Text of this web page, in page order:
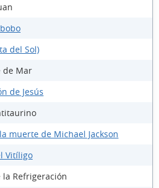
del Sol)
de Mar
de Jesús
muerte de Michael Jackson
Vitíligo
Refrigeración